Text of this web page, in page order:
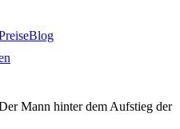
Blog
Mann hinter dem Aufstieg der